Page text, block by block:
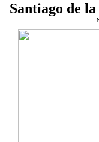
Santiago de